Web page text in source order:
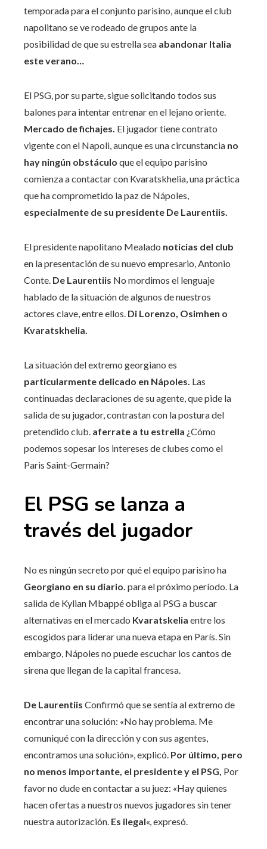
temporada para el conjunto parisino, aunque el club
napolitano se ve rodeado de grupos ante la
posibilidad de que su estrella sea abandonar Italia
este verano…
El PSG, por su parte, sigue solicitando todos sus
balones para intentar entrenar en el lejano oriente.
Mercado de fichajes. El jugador tiene contrato
vigente con el Napoli, aunque es una circunstancia no
hay ningún obstáculo que el equipo parisino
comienza a contactar con Kvaratskhelia, una práctica
que ha comprometido la paz de Nápoles,
especialmente de su presidente De Laurentiis.
El presidente napolitano Mealado noticias del club
en la presentación de su nuevo empresario, Antonio
Conte. De Laurentiis No mordimos el lenguaje
hablado de la situación de algunos de nuestros
actores clave, entre ellos. Di Lorenzo, Osimhen o
Kvaratskhelia.
La situación del extremo georgiano es
particularmente delicado en Nápoles. Las
continuadas declaraciones de su agente, que pide la
salida de su jugador, contrastan con la postura del
pretendido club. aferrate a tu estrella ¿Cómo
podemos sopesar los intereses de clubes como el
Paris Saint-Germain?
El PSG se lanza a
través del jugador
No es ningún secreto por qué el equipo parisino ha
Georgiano en su diario. para el próximo período. La
salida de Kylian Mbappé obliga al PSG a buscar
alternativas en el mercado Kvaratskelia entre los
escogidos para liderar una nueva etapa en París. Sin
embargo, Nápoles no puede escuchar los cantos de
sirena que llegan de la capital francesa.
De Laurentiis Confirmó que se sentía al extremo de
encontrar una solución: «No hay problema. Me
comuniqué con la dirección y con sus agentes,
encontramos una solución», explicó. Por último, pero
no menos importante, el presidente y el PSG, Por
favor no dude en contactar a su juez: «Hay quienes
hacen ofertas a nuestros nuevos jugadores sin tener
nuestra autorización. Es ilegal«, expresó.